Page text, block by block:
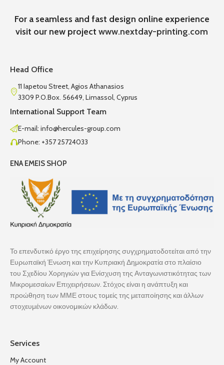
For a seamless and fast design online experience
visit our new projectwww.nextday-printing.com
Head Office
11 Iapetou Street, Agios Athanasios
3309 P.O.Box. 56649, Limassol, Cyprus
International Support Team
E-mail: info@hercules-group.com
Phone: +357 25724033
ENA EMEIS SHOP
Το επενδυτικό έργο της επιχείρησης συγχρηματοδοτείται από την
Ευρωπαϊκή Ένωση και την Κυπριακή Δημοκρατία στο πλαίσιο
του Σχεδίου Χορηγιών για Ενίσχυση της Ανταγωνιστικότητας των
Μικρομεσαίων Επιχειρήσεων. Στόχος είναι η ανάπτυξη και
προώθηση των ΜΜΕ στους τομείς της μεταποίησης και άλλων
στοχευμένων οικονομικών κλάδων.
Services
My Account